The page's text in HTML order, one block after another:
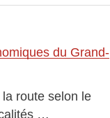
du Grand-
route selon le
…